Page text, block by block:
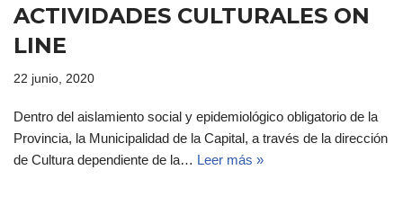
ACTIVIDADES CULTURALES ON
LINE
22 junio, 2020
Dentro del aislamiento social y epidemiológico obligatorio de la
Provincia, la Municipalidad de la Capital, a través de la dirección
de Cultura dependiente de la… Leer más »